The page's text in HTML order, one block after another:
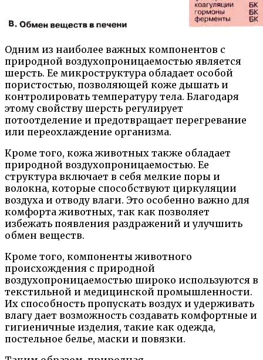
Одним из наиболее важных компонентов с
природной воздухопроницаемостью является
шерсть. Ее микроструктура обладает особой
пористостью, позволяющей коже дышать и
контролировать температуру тела. Благодаря
этому свойству шерсть регулирует
потоотделение и предотвращает перегревание
или переохлаждение организма.
Кроме того, кожа животных также обладает
природной воздухопроницаемостью. Ее
структура включает в себя мелкие поры и
волокна, которые способствуют циркуляции
воздуха и отводу влаги. Это особенно важно для
комфорта животных, так как позволяет
избежать появления раздражений и улучшить
обмен веществ.
Кроме того, компоненты животного
происхождения с природной
воздухопроницаемостью широко используются в
текстильной и медицинской промышленности.
Их способность пропускать воздух и удерживать
влагу дает возможность создавать комфортные и
гигиеничные изделия, такие как одежда,
постельное белье, маски и повязки.